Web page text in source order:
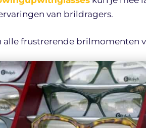
van brildragers.
alle frustrerende brilmomenten